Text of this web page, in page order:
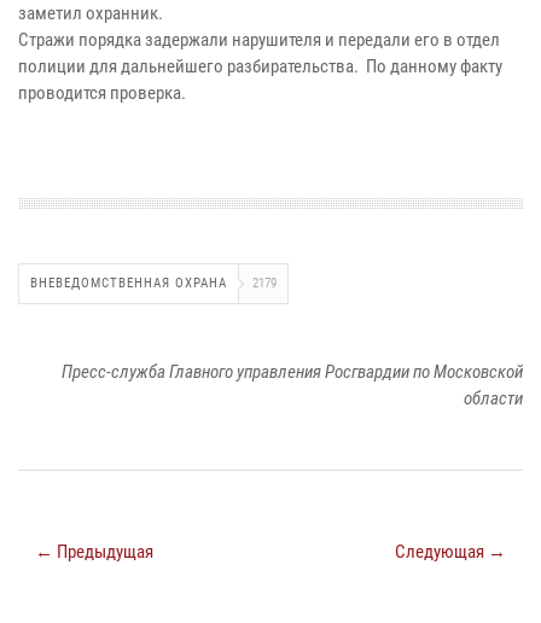
заметил охранник.
Стражи порядка задержали нарушителя и передали его в отдел
полиции для дальнейшего разбирательства. По данному факту
проводится проверка.
ВНЕВЕДОМСТВЕННАЯ ОХРАНА 2179
Пресс-служба Главного управления Росгвардии по Московской
области
← Предыдущая Следующая →